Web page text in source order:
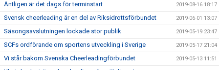
Äntligen är det dags för terminstart 2019-08-16 18:17
Svensk cheerleading är en del av Riksidrottsförbundet 2019-06-01 13:07
Säsongsavslutningen lockade stor publik 2019-05-19 23:47
SCFs ordförande om sportens utveckling i Sverige 2019-05-17 21:04
Vi står bakom Svenska Cheerleadingförbundet 2019-05-13 11:51